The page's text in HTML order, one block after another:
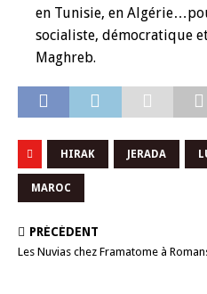
en Tunisie, en
socialiste, démocratique
Maghreb.
HIRAK JERADA
MAROC
PRÉCÉDENT
Les Nuvias chez Framatome à